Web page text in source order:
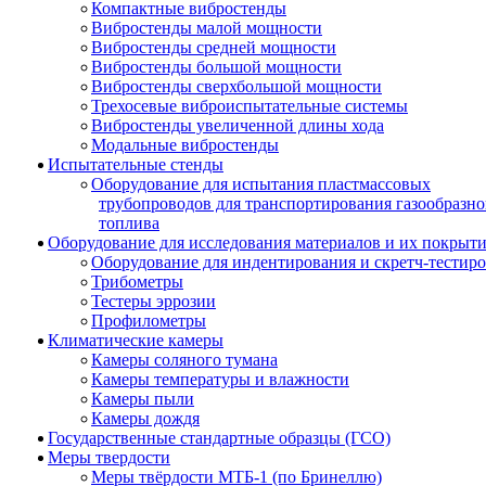
Компактные вибростенды
Вибростенды малой мощности
Вибростенды средней мощности
Вибростенды большой мощности
Вибростенды сверхбольшой мощности
Трехосевые виброиспытательные системы
Вибростенды увеличенной длины хода
Модальные вибростенды
Испытательные стенды
Оборудование для испытания пластмассовых
трубопроводов для транспортирования
топлива
Оборудование для исследования материалов и их
Оборудование для индентирования и скретч-
Трибометры
Тестеры эррозии
Профилометры
Климатические камеры
Камеры соляного тумана
Камеры температуры и влажности
Камеры пыли
Камеры дождя
Государственные стандартные образцы (ГСО)
Меры твердости
Меры твёрдости МТБ-1 (по Бринеллю)